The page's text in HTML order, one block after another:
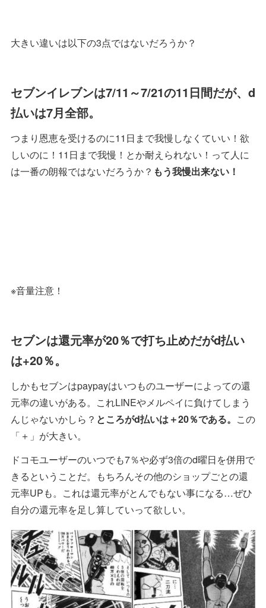
大きい違いは以下の3点ではないだろうか？
セブンイレブンは7/11～7/21の11日間だが、d
払いは7月全部。
つまり恩恵を受けるのに11日まで我慢しなくていい！欲
しいのに！11日まで我慢！とか耐えられない！って人に
は一番の朗報ではないだろうか？ もう我慢出来ない！
※音量注意！
セブンは還元率が20％で打ち止めだがd払い
は+20％。
しかもセブンはpaypayはいつものユーザーによっての還
元率の違いがある。これLINEやメルペイに負けてしまう
んじゃないかしら？ ところがd払いは＋20％である。 この
「＋」が大きい。
ドコモユーザーのいつでも7％や必ず3倍のd曜日を併用で
きるということだ。もちろんその他のショップごとの還
元率UPも。これは還元率がとんでもない事になる…ぜひ
自分の還元率を足し算していって欲しい。